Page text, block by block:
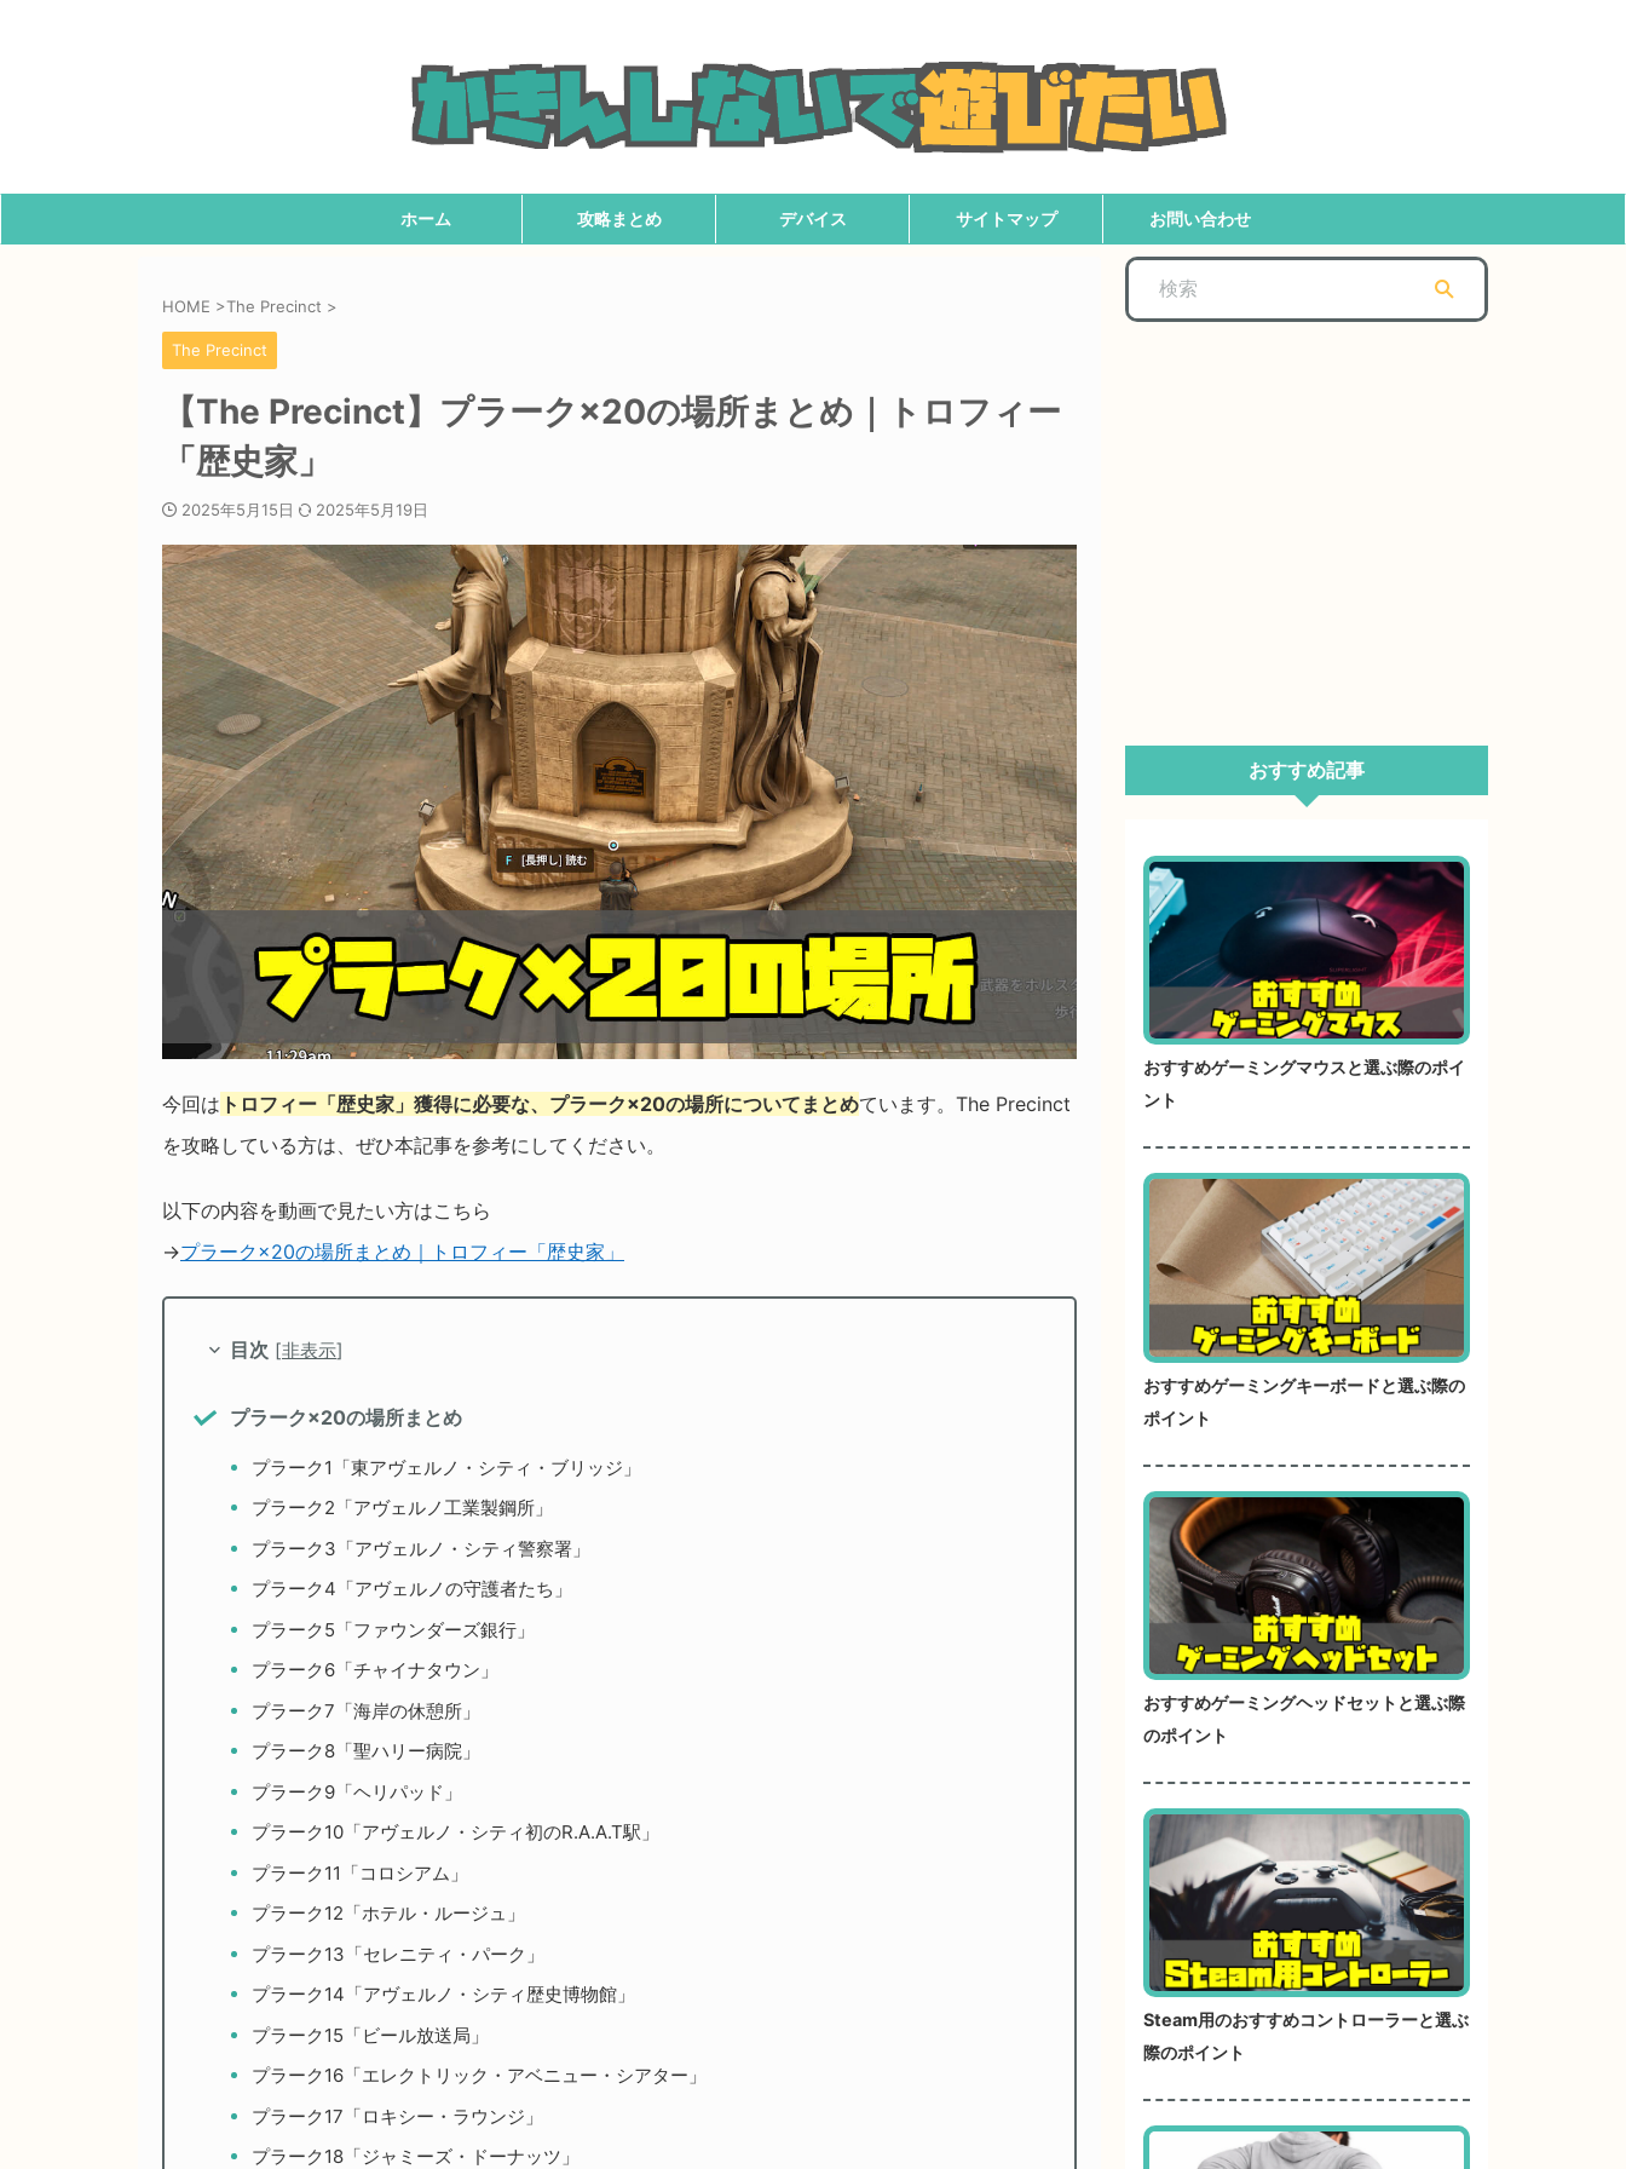
ホーム 攻略まとめ デバイス サイトマップ お問い合わせ
HOME >The Precinct >
The Precinct
【The Precinct】プラーク×20の場所まとめ｜トロフィー
「歴史家」
2025年5月15日 2025年5月19日
今回は トロフィー「歴史家」獲得に必要な、プラーク×20の場所についてまとめています。The Precinct
を攻略している方は、ぜひ本記事を参考にしてください。
以下の内容を動画で見たい方はこちら
→プラーク×20の場所まとめ｜トロフィー「歴史家」
目次 [非表示]
プラーク×20の場所まとめ
プラーク1「東アヴェルノ・シティ・ブリッジ」
プラーク2「アヴェルノ工業製鋼所」
プラーク3「アヴェルノ・シティ警察署」
プラーク4「アヴェルノの守護者たち」
プラーク5「ファウンダーズ銀行」
プラーク6「チャイナタウン」
プラーク7「海岸の休憩所」
プラーク8「聖ハリー病院」
プラーク9「ヘリパッド」
プラーク10「アヴェルノ・シティ初のR.A.A.T駅」
プラーク11「コロシアム」
プラーク12「ホテル・ルージュ」
プラーク13「セレニティ・パーク」
プラーク14「アヴェルノ・シティ歴史博物館」
プラーク15「ビール放送局」
プラーク16「エレクトリック・アベニュー・シアター」
プラーク17「ロキシー・ラウンジ」
プラーク18「ジャミーズ・ドーナッツ」
おすすめ記事
おすすめゲーミングマウスと選ぶ際のポイ
ント
おすすめゲーミングキーボードと選ぶ際の
ポイント
おすすめゲーミングヘッドセットと選ぶ際
のポイント
Steam用のおすすめコントローラーと選ぶ
際のポイント